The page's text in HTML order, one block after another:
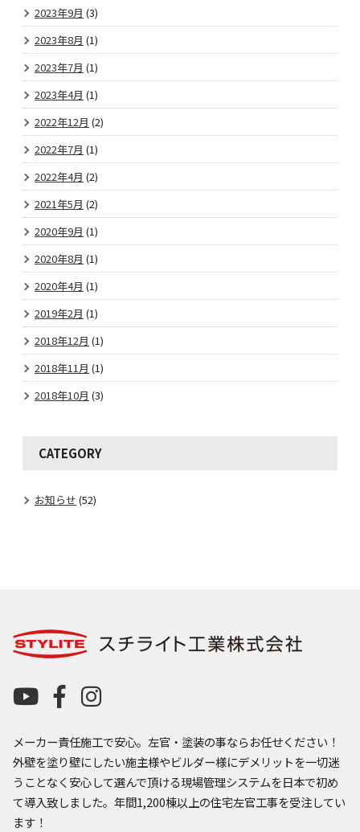
2023年9月 (3)
2023年8月 (1)
2023年7月 (1)
2023年4月 (1)
2022年12月 (2)
2022年7月 (1)
2022年4月 (2)
2021年5月 (2)
2020年9月 (1)
2020年8月 (1)
2020年4月 (1)
2019年2月 (1)
2018年12月 (1)
2018年11月 (1)
2018年10月 (3)
CATEGORY
お知らせ (52)
メーカー責任施工で安心。左官・塗装の事ならお任せください！
外壁を塗り壁にしたい施主様やビルダー様にデメリットを一切迷
うことなく安心して選んで頂ける現場管理システムを日本で初め
て導入致しました。年間1,200棟以上の住宅左官工事を受注してい
ます！